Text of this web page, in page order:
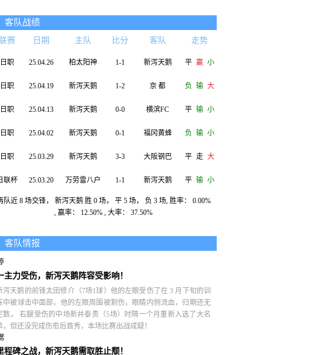
0-1
新泻天鹅 胜 小
广岛三箭 胜 小
客队战绩
赛 日期 主队 比分 客队 走势
日职 25.04.26 柏太阳神 1-1 新泻天鹅 平 赢 小
日职 25.04.19 新泻天鹅 1-2 京 都 负 输 大
日职 25.04.13 新泻天鹅 0-0 横滨FC 平 输 小
日职 25.04.02 新泻天鹅 0-1 福冈黄蜂 负 输 小
日职 25.03.29 新泻天鹅 3-3 大阪钢巴 平 走 大
联杯 25.03.20 万劳雷八户 1-1 新泻天鹅 平 输 小
日职 25.03.15 町田泽维 1-0 新泻天鹅 负 输 小
队近 8 场交锋， 新泻天鹅 胜 0 场， 平 5 场， 负 3 场, 胜率： 0.00%
, 赢率： 12.50% , 大率： 37.50%
客队情报
主力受伤，新泻天鹅阵容受影响！
泻天鹅的前锋太田修介（7场1球）他的左眼受伤了在 3 月下旬的训
中被球击中面部，他的左眼周围被割伤，眼睛内侧流血，归期还无
数。 右腿受伤的中场新井泰贵（5场）时隔一个月重新入选了大名
，但还没完成伤愈后首秀，本场比赛出战成疑！
程碑之战，新泻天鹅需取胜止颓！